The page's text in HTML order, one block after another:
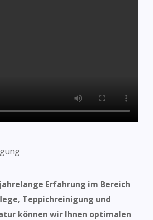
Erfahrung im Bereich
Teppichreinigung und
können wir Ihnen optimalen